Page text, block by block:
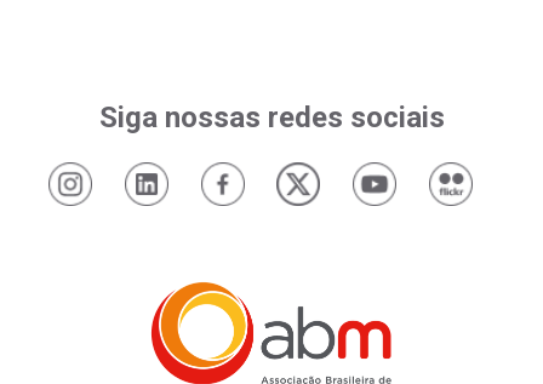
Siga nossas redes sociais